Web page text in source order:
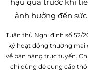
hậu quả trước khi
ảnh hưởng đến
Tuân thủ Nghị định số 52/
ký hoạt động thương mại
về bán hàng trực tuyến.
chỉ dùng để cung cấp